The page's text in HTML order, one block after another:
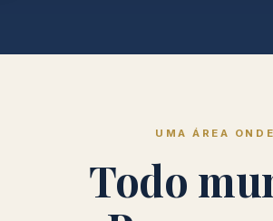
UMA ÁREA
Todo